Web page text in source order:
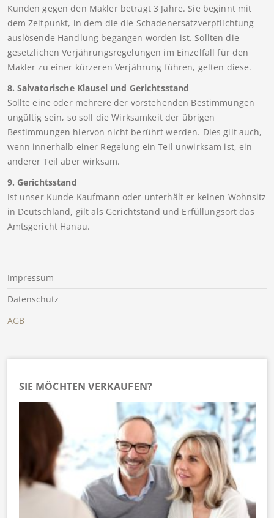
Impressum
Datenschutz
AGB
SIE MÖCHTEN VERKAUFEN?
Kunden gegen den Makler beträgt 3 Jahre. Sie beginnt mit
dem Zeitpunkt, in dem die die Schadenersatzverpflichtung
auslösende Handlung begangen worden ist. Sollten die
gesetzlichen Verjährungsregelungen im Einzelfall für den
Makler zu einer kürzeren Verjährung führen, gelten diese.
8. Salvatorische Klausel und Gerichtsstand
Sollte eine oder mehrere der vorstehenden Bestimmungen
ungültig sein, so soll die Wirksamkeit der übrigen
Bestimmungen hiervon nicht berührt werden. Dies gilt auch,
wenn innerhalb einer Regelung ein Teil unwirksam ist, ein
anderer Teil aber wirksam.
9. Gerichtsstand
Ist unser Kunde Kaufmann oder unterhält er keinen Wohnsitz
in Deutschland, gilt als Gerichtstand und Erfüllungsort das
Amtsgericht Hanau.